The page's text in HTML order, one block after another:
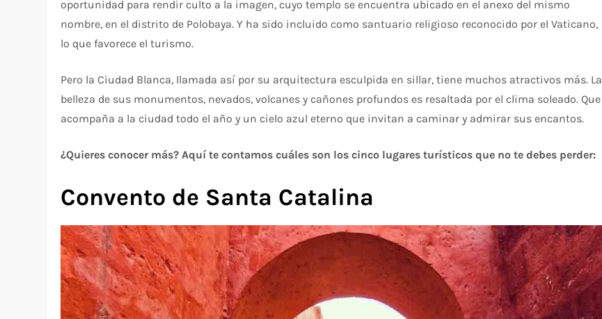
oportunidad para rendir culto a la imagen, cuyo templo se encuentra ubicado en el anexo del mismo
nombre, en el distrito de Polobaya. Y ha sido incluido como santuario religioso reconocido por el Vaticano,
lo que favorece el turismo.
Pero la Ciudad Blanca, llamada así por su arquitectura esculpida en sillar, tiene muchos atractivos más. La
belleza de sus monumentos, nevados, volcanes y cañones profundos es resaltada por el clima soleado. Que
acompaña a la ciudad todo el año y un cielo azul eterno que invitan a caminar y admirar sus encantos.
¿Quieres conocer más? Aquí te contamos cuáles son los cinco lugares turísticos que no te debes perder:
Convento de Santa Catalina